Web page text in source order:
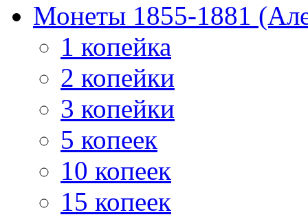
Монеты 1855-1881
1 копейка
2 копейки
3 копейки
5 копеек
10 копеек
15 копеек